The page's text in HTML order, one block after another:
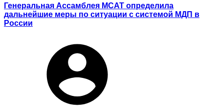
Генеральная Ассамблея МСАТ определила
дальнейшие меры по ситуации с системой МДП в
России